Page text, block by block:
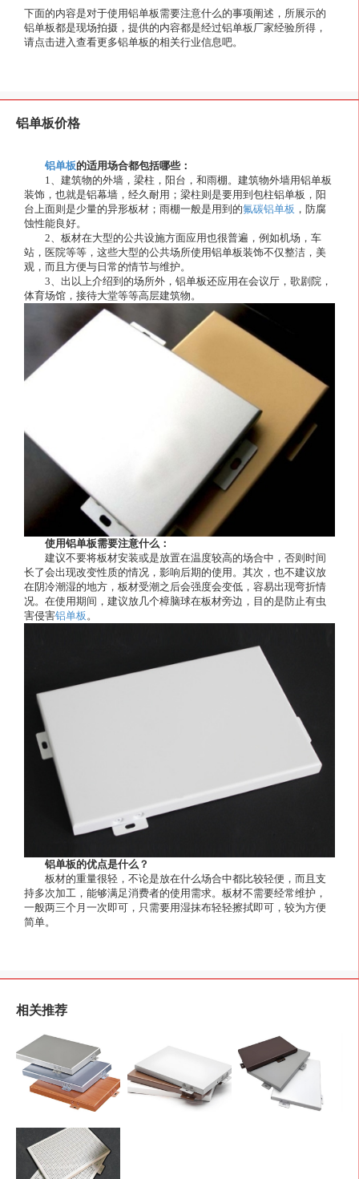
下面的内容是对于使用铝单板需要注意什么的事项阐述，所展示的
铝单板都是现场拍摄，提供的内容都是经过铝单板厂家经验所得，
请点击进入查看更多铝单板的相关行业信息吧。
铝单板价格
铝单板的适用场合都包括哪些：
1、建筑物的外墙，梁柱，阳台，和雨棚。建筑物外墙用铝单板
装饰，也就是铝幕墙，经久耐用；梁柱则是要用到包柱铝单板，阳
台上面则是少量的异形板材；雨棚一般是用到的氟碳铝单板 ，防腐
蚀性能良好。
2、板材在大型的公共设施方面应用也很普遍，例如机场，车
站，医院等等，这些大型的公共场所使用铝单板装饰不仅整洁，美
观，而且方便与日常的情节与维护。
3、出以上介绍到的场所外，铝单板还应用在会议厅，歌剧院，
体育场馆，接待大堂等等高层建筑物。
使用铝单板需要注意什么：
建议不要将板材安装或是放置在温度较高的场合中，否则时间
长了会出现改变性质的情况，影响后期的使用。其次，也不建议放
在阴冷潮湿的地方，板材受潮之后会强度会变低，容易出现弯折情
况。在使用期间，建议放几个樟脑球在板材旁边，目的是防止有虫
害侵害铝单板。
铝单板的优点是什么？
板材的重量很轻，不论是放在什么场合中都比较轻便，而且支
持多次加工，能够满足消费者的使用需求。板材不需要经常维护，
一般两三个月一次即可，只需要用湿抹布轻轻擦拭即可，较为方便
简单。
相关推荐